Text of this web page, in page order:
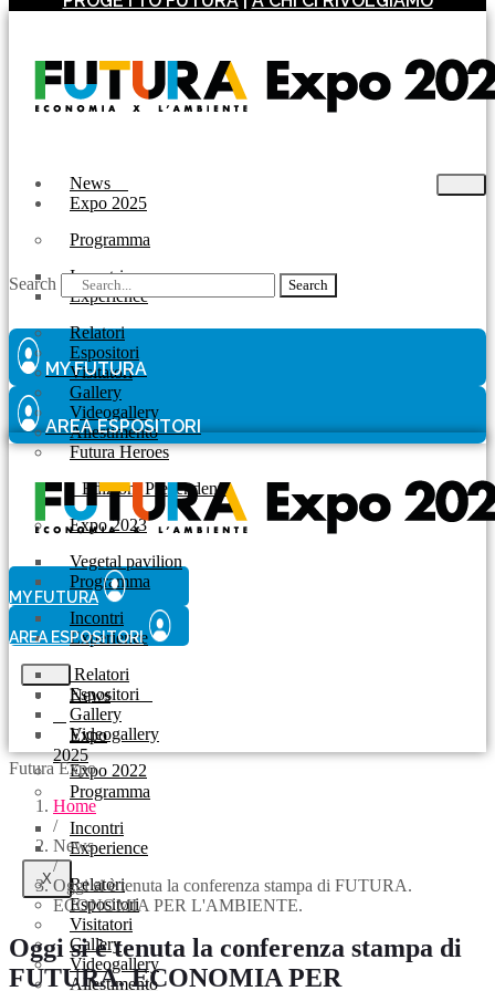
News
Expo 2025
Programma
Incontri
Experience
Relatori
Espositori
Visitatori
Gallery
Videogallery
Allestimento
Futura Heroes
| Edizioni Precendenti
Expo 2023
Vegetal pavilion
Programma
Incontri
Experience
Relatori
Espositori
Gallery
Videogallery
Expo 2022
X
Search Search
MY FUTURA
AREA ESPOSITORI
MY FUTURA
AREA ESPOSITORI
News
Expo
2025
Programma
Incontri
Experience
Relatori
Espositori
Visitatori
Gallery
Videogallery
Allestimento
Futura Expo
Home
/
News
/
Oggi si è tenuta la conferenza stampa di FUTURA.
ECONOMIA PER L'AMBIENTE.
Oggi si è tenuta la conferenza stampa di
FUTURA. ECONOMIA PER